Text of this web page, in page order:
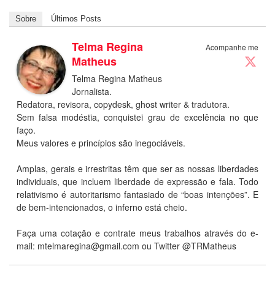
Sobre Últimos Posts
Acompanhe me
Telma Regina
Matheus
Telma Regina Matheus
Jornalista.
Redatora, revisora, copydesk, ghost writer & tradutora.
Sem falsa modéstia, conquistei grau de excelência no que
faço.
Meus valores e princípios são inegociáveis.
Amplas, gerais e irrestritas têm que ser as nossas liberdades
individuais, que incluem liberdade de expressão e fala. Todo
relativismo é autoritarismo fantasiado de “boas intenções”. E
de bem-intencionados, o inferno está cheio.
Faça uma cotação e contrate meus trabalhos através do e-
mail: mtelmaregina@gmail.com ou Twitter @TRMatheus